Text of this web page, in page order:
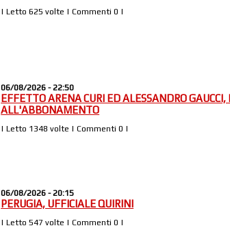
| Letto 625 volte | Commenti 0 |
06/08/2026 - 22:50
EFFETTO ARENA CURI ED ALESSANDRO GAUCCI,
ALL'ABBONAMENTO
| Letto 1348 volte | Commenti 0 |
06/08/2026 - 20:15
PERUGIA, UFFICIALE QUIRINI
| Letto 547 volte | Commenti 0 |